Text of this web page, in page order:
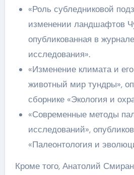
«Роль субледниковой
изменении ландшафтов
опубликованная в
исследования».
«Изменение климата и
животный мир тундры»,
сборнике «Экология и
«Современные методы
исследований»,
«Палеонтология и
Кроме того, Анатолий